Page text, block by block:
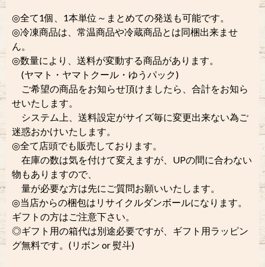
◎全て1個、1本単位～まとめての発送も可能です。
◎冷凍商品は、常温商品や冷蔵商品とは同梱出来ませ
ん。
◎数量により、送料が変動する商品があります。
(ヤマト・ヤマトクール・ゆうパック)
ご希望の商品をお知らせ頂けましたら、合計をお知ら
せいたします。
システム上、送料設定がサイズ毎に変更出来ない為ご
迷惑おかけいたします。
◎全て店頭でも販売しております。
在庫の数は気を付けて変えますが、UPの間に合わない
物もありますので、
量が必要な方は先にご質問お願いいたします。
◎当店からの梱包はリサイクルダンボールになります。
ギフトの方はご注意下さい。
◎ギフト用の箱代は別途必要ですが、ギフト用ラッピン
グ無料です。(リボン or 熨斗)